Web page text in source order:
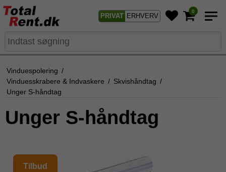
PRIVAT ERHVERV
0
Vinduespolering /
Vinduesskrabere & Indvaskere / Skvishåndtag /
Unger S-håndtag
Unger S-håndtag
Tilbud